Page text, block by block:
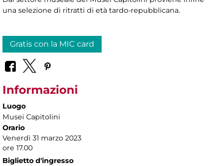
una selezione di ritratti di età tardo-repubblicana.
Gratis con la MIC card
Informazioni
Luogo
Musei Capitolini
Orario
Venerdì 31 marzo 2023
ore 17.00
Biglietto d'ingresso